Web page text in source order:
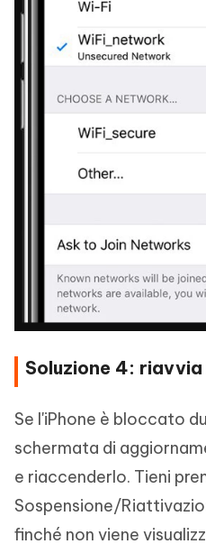
Soluzione 4:
Se l'iPhone è bloccato
schermata di
e riaccenderlo. Tieni
Sospensione/
finché non viene